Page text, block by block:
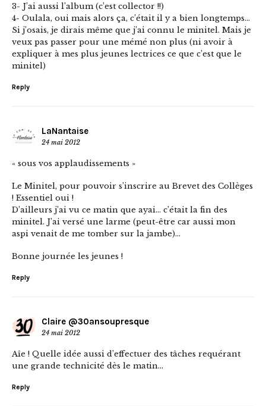
3- J’ai aussi l’album (c’est collector !!)
4- Oulala, oui mais alors ça, c’était il y a bien longtemps…
Si j’osais, je dirais même que j’ai connu le minitel. Mais je
veux pas passer pour une mémé non plus (ni avoir à
expliquer à mes plus jeunes lectrices ce que c’est que le
minitel)
Reply
LaNantaise
24 mai 2012
« sous vos applaudissements »
Le Minitel, pour pouvoir s’inscrire au Brevet des Collèges
! Essentiel oui !
D’ailleurs j’ai vu ce matin que ayai… c’était la fin des
minitel. J’ai versé une larme (peut-être car aussi mon
aspi venait de me tomber sur la jambe)…
Bonne journée les jeunes !
Reply
Claire @30ansoupresque
24 mai 2012
Aîe ! Quelle idée aussi d’effectuer des tâches requérant
une grande technicité dès le matin…
Reply